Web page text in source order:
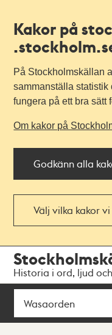
Kakor på
På Stockholmskällan
sammanställa statistik
fungera på ett bra sätt
Om kakor på
Godkänn alla
Välj vilka kakor
navigationen
huvudinnehållet
Historia i ord, ljud
Sök